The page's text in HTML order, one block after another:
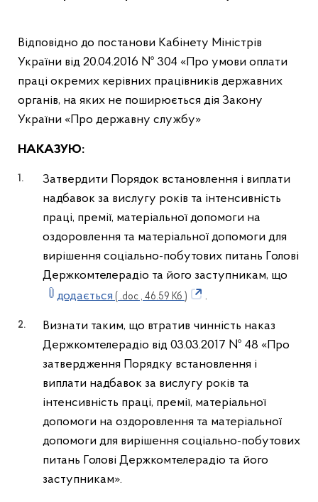
Відповідно до постанови Кабінету Міністрів
України від 20.04.2016 № 304 «Про умови оплати
праці окремих керівних працівників державних
органів, на яких не поширюється дія Закону
України «Про державну службу»
НАКАЗУЮ:
Затвердити Порядок встановлення і виплати
надбавок за вислугу років та інтенсивність
праці, премії, матеріальної допомоги на
оздоровлення та матеріальної допомоги для
вирішення соціально-побутових питань Голові
Держкомтелерадіо та його заступникам, що
додається ( .doc , 46.59 Кб ) .
Визнати таким, що втратив чинність наказ
Держкомтелерадіо від 03.03.2017 № 48 «Про
затвердження Порядку встановлення і
виплати надбавок за вислугу років та
інтенсивність праці, премії, матеріальної
допомоги на оздоровлення та матеріальної
допомоги для вирішення соціально-побутових
питань Голові Держкомтелерадіо та його
заступникам».